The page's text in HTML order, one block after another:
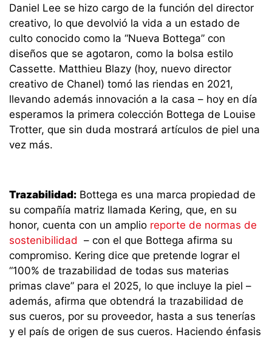
Daniel Lee se hizo cargo de la función del director
creativo, lo que devolvió la vida a un estado de
culto conocido como la “Nueva Bottega” con
diseños que se agotaron, como la bolsa estilo
Cassette. Matthieu Blazy (hoy, nuevo director
creativo de Chanel) tomó las riendas en 2021,
llevando además innovación a la casa – hoy en día
esperamos la primera colección Bottega de Louise
Trotter, que sin duda mostrará artículos de piel una
vez más.
Trazabilidad: Bottega es una marca propiedad de
su compañía matriz llamada Kering, que, en su
honor, cuenta con un amplio reporte de normas de
sostenibilidad – con el que Bottega afirma su
compromiso. Kering dice que pretende lograr el
“100% de trazabilidad de todas sus materias
primas clave” para el 2025, lo que incluye la piel –
además, afirma que obtendrá la trazabilidad de
sus cueros, por su proveedor, hasta a sus tenerías
y el país de origen de sus cueros. Haciendo énfasis